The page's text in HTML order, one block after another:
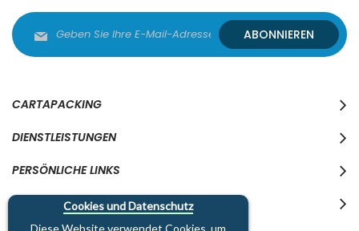
Cookies und Datenschutz
Diese Website verwendet Cookies, um
Sie
sich
ABONNIEREN
CARTAPACKING
DIENSTLEISTUNGEN
PERSÖNLICHE LINKS
WO WIR SIND